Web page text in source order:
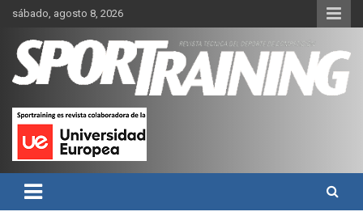
Skip
content
sábado, agosto 8, 2026
Revista técnica del deporte
Sport Training
rendimiento, nutrición y entrenamiento.